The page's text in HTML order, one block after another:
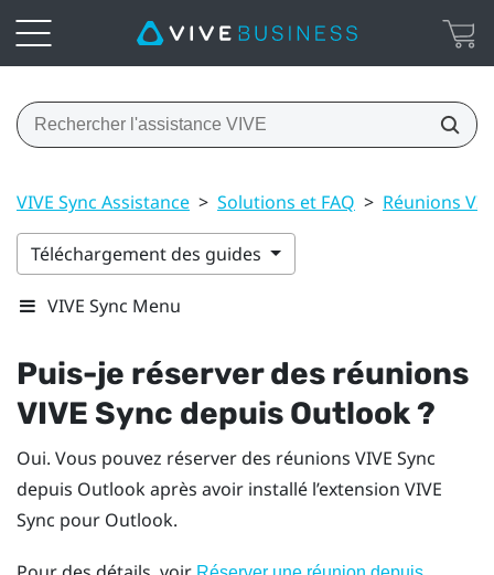
VIVE Sync Assistance > Solutions et FAQ > Réunions
Téléchargement des guides
VIVE Sync Menu
Puis-je réserver des réunions
VIVE Sync depuis Outlook?
Oui. Vous pouvez réserver des réunions VIVE Sync
depuis Outlookaprès avoir installé l’extension VIVE
Sync pour Outlook.